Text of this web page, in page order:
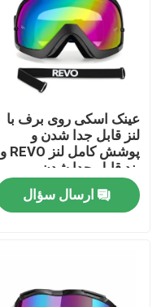
محصولات
درباره ما
با ما تماس بگیرید
عینک اسکی روی برف با
لنز قابل جدا شدن و
پوشش کامل لنز REVO و
بند قابل جدا شدن
ارسال سؤال